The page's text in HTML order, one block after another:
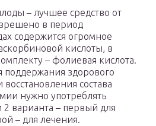
– лучшее средство от
в период
содержится огромное
кислоты, в
– фолиевая кислота.
поддержания здорового
состава
нужно употреблять
2 варианта – первый для
– для лечения.